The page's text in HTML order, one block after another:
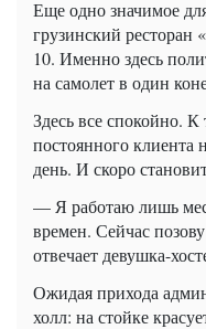
Еще одно значимое
грузинский ресторан
10. Именно здесь
на самолет в один
Здесь все спокойно.
постоянного клиента
день. И скоро
— Я работаю лишь
времен. Сейчас
отвечает девушка-
Ожидая прихода
холл: на стойке